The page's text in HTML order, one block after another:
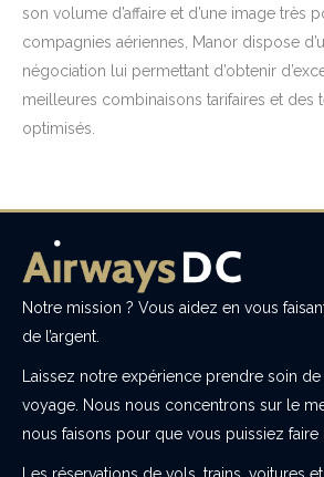
son volume d’affaire et d’une image très
compagnies aériennes, Manor dispose
négociation lui permettant d’obtenir
meilleures combinaisons tarifaires et des
optimisés.
Notre mission ? Vous aidez en vous
de l’argent.
Laissez notre expérience prendre soin
voyage. Nous nous concentrons sur le
nous faisons pour que vous puissiez faire
Les réservations de vols, trains, voitures